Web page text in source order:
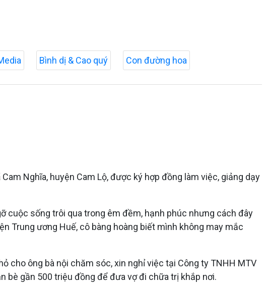
Bình dị & Cao quý Con đường hoa
Nghĩa, huyện Cam Lộ, được ký hợp đồng làm việc, giảng dạy
cuộc sống trôi qua trong êm đềm, hạnh phúc nhưng cách đây
Trung ương Huế, cô bàng hoàng biết mình không may mắc
cho ông bà nội chăm sóc, xin nghỉ việc tại Công ty TNHH MTV
bè gần 500 triệu đồng để đưa vợ đi chữa trị khắp nơi.